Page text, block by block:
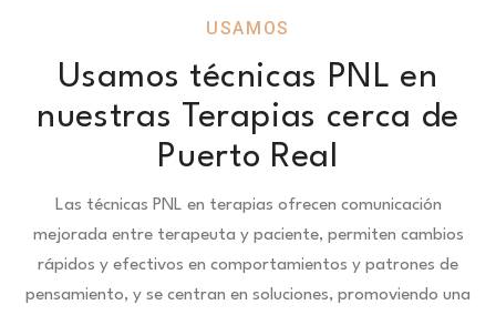
USAMOS
Usamos técnicas PNL en
nuestras Terapias cerca de
Puerto Real
Las técnicas PNL en terapias ofrecen comunicación
mejorada entre terapeuta y paciente, permiten cambios
rápidos y efectivos en comportamientos y patrones de
pensamiento, y se centran en soluciones, promoviendo una